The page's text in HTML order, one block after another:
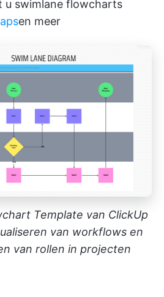
u swimlane flowcharts
en meer
Template van ClickUp
van workflows en
van rollen in projecten